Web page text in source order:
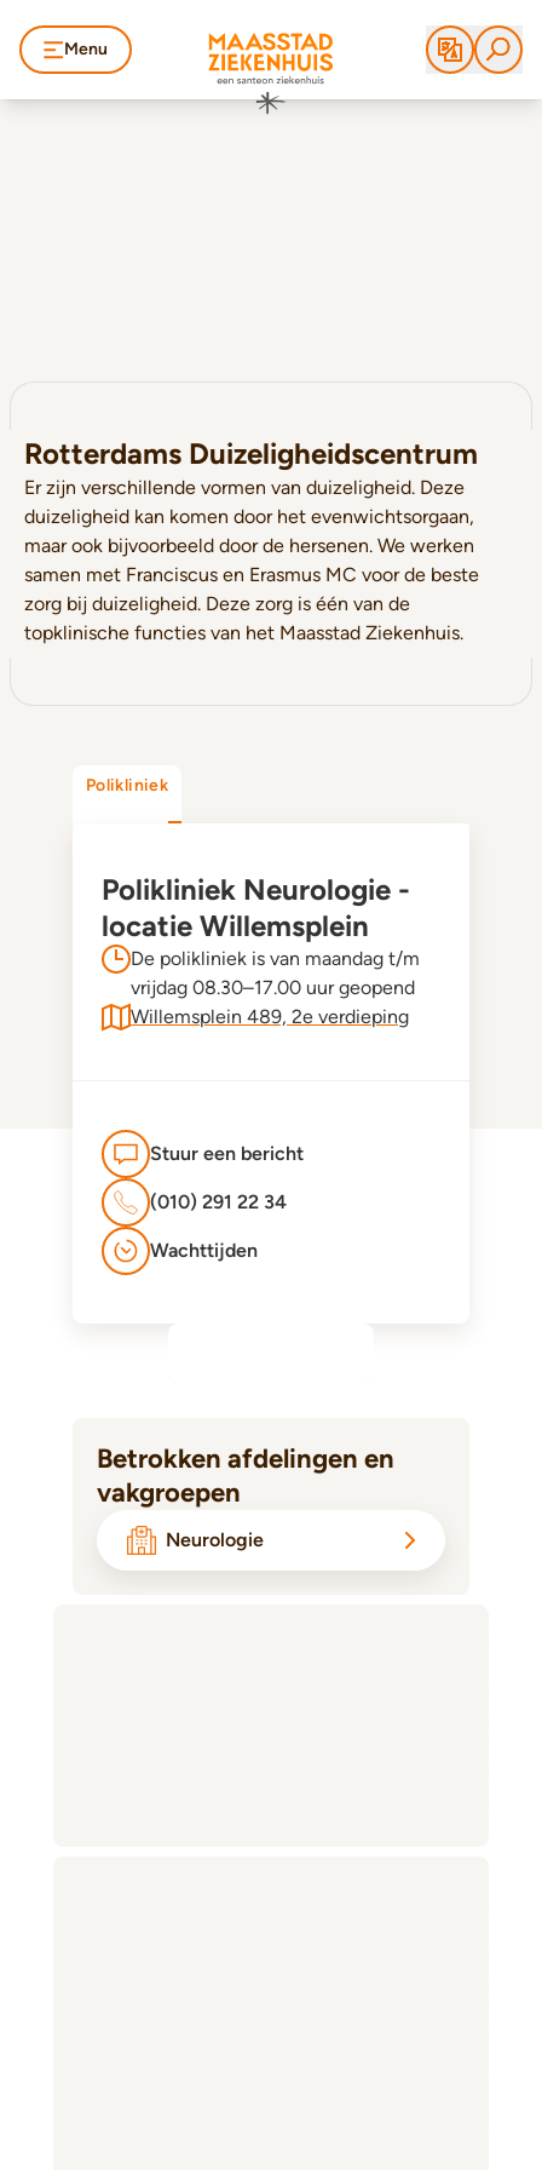
Menu
Rotterdams Duizeligheidscentrum
Er zijn verschillende vormen van duizeligheid. Deze
duizeligheid kan komen door het evenwichtsorgaan,
maar ook bijvoorbeeld door de hersenen. We werken
samen met Franciscus en Erasmus MC voor de beste
zorg bij duizeligheid. Deze zorg is één van de
topklinische functies van het Maasstad Ziekenhuis.
Polikliniek
Polikliniek Neurologie -
locatie Willemsplein
De polikliniek is van maandag t/m
vrijdag 08.30–17.00 uur geopend
Willemsplein 489, 2e verdieping
Stuur een bericht
(010) 291 22 34
Wachttijden
Betrokken afdelingen en
vakgroepen
Neurologie